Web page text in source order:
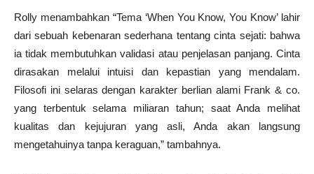
Rolly menambahkan “Tema ‘When You Know, You Know’ lahir
dari sebuah kebenaran sederhana tentang cinta sejati: bahwa
ia tidak membutuhkan validasi atau penjelasan panjang. Cinta
dirasakan melalui intuisi dan kepastian yang mendalam.
Filosofi ini selaras dengan karakter berlian alami Frank & co.
yang terbentuk selama miliaran tahun; saat Anda melihat
kualitas dan kejujuran yang asli, Anda akan langsung
mengetahuinya tanpa keraguan,” tambahnya.